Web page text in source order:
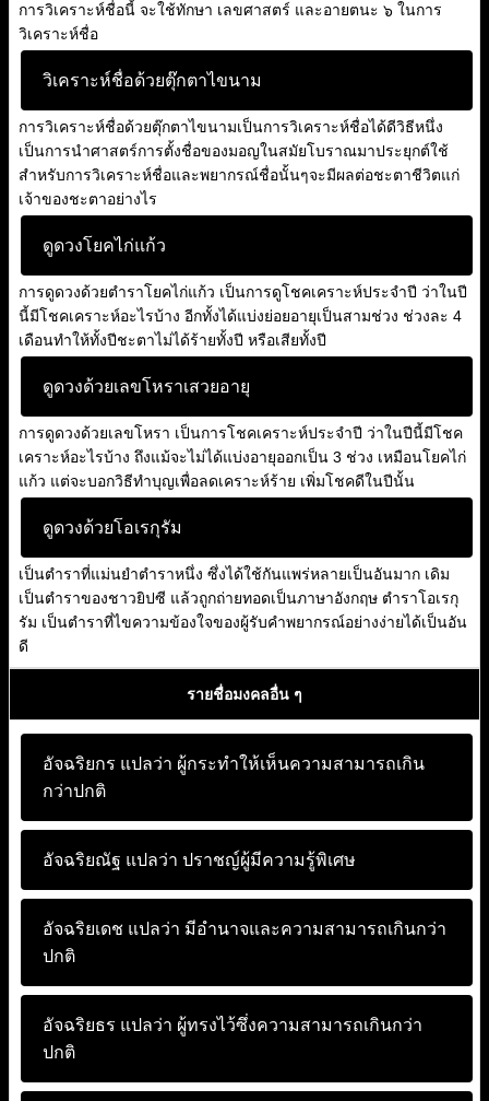
การวิเคราะห์ชื่อนี้ จะใช้ทักษา เลขศาสตร์ และอายตนะ ๖ ในการ
วิเคราะห์ชื่อ
วิเคราะห์ชื่อด้วยตุ๊กตาไขนาม
การวิเคราะห์ชื่อด้วยตุ๊กตาไขนามเป็นการวิเคราะห์ชื่อได้ดีวิธีหนึ่ง
เป็นการนำศาสตร์การตั้งชื่อของมอญในสมัยโบราณมาประยุกต์ใช้
สำหรับการวิเคราะห์ชื่อและพยากรณ์ชื่อนั้นๆจะมีผลต่อชะตาชีวิตแก่
เจ้าของชะตาอย่างไร
ดูดวงโยคไก่แก้ว
การดูดวงด้วยตำราโยคไก่แก้ว เป็นการดูโชคเคราะห์ประจำปี ว่าในปี
นี้มีโชคเคราะห์อะไรบ้าง อีกทั้งได้แบ่งย่อยอายุเป็นสามช่วง ช่วงละ 4
เดือนทำให้ทั้งปีชะตาไม่ได้ร้ายทั้งปี หรือเสียทั้งปี
ดูดวงด้วยเลขโหราเสวยอายุ
การดูดวงด้วยเลขโหรา เป็นการโชคเคราะห์ประจำปี ว่าในปีนี้มีโชค
เคราะห์อะไรบ้าง ถึงแม้จะไม่ได้แบ่งอายุออกเป็น 3 ช่วง เหมือนโยคไก่
แก้ว แต่จะบอกวิธีทำบุญเพื่อลดเคราะห์ร้าย เพิ่มโชคดีในปีนั้น
ดูดวงด้วยโอเรกุรัม
เป็นตำราที่แม่นยำตำราหนึ่ง ซึ่งได้ใช้กันแพร่หลายเป็นอันมาก เดิม
เป็นตำราของชาวยิปซี แล้วถูกถ่ายทอดเป็นภาษาอังกฤษ ตำราโอเรกุ
รัม เป็นตำราที่ไขความข้องใจของผู้รับคำพยากรณ์อย่างง่ายได้เป็นอัน
ดี
รายชื่อมงคลอื่น ๆ
อัจฉริยกร แปลว่า ผู้กระทำให้เห็นความสามารถเกิน
กว่าปกติ
อัจฉริยณัฐ แปลว่า ปราชญ์ผู้มีความรู้พิเศษ
อัจฉริยเดช แปลว่า มีอำนาจและความสามารถเกินกว่า
ปกติ
อัจฉริยธร แปลว่า ผู้ทรงไว้ซึ่งความสามารถเกินกว่า
ปกติ